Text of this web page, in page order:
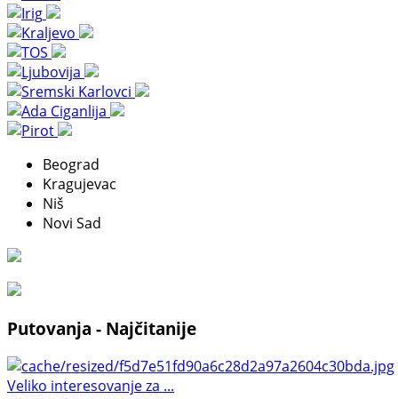
Beograd
Kragujevac
Niš
Novi Sad
Putovanja - Najčitanije
Veliko interesovanje za ...